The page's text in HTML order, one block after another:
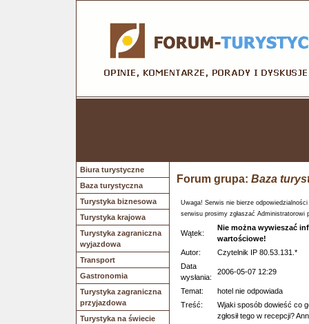
Biura turystyczne
Baza turystyczna
Turystyka biznesowa
Turystyka krajowa
Turystyka zagraniczna
wyjazdowa
Transport
Gastronomia
Turystyka zagraniczna
przyjazdowa
Turystyka na świecie
Forum grupa: Baza
Uwaga! Serwis nie bierze
serwisu prosimy zgłaszać Administratorowi
Wątek:
Nie można wywieszać
wartościowe!
Autor:
Czytelnik IP 80.53.131.*
Data
wysłania:
2006-05-07 12:29
Temat:
hotel nie odpowiada
Treść:
Wjaki sposób dowieść co
zgłosił tego w recepcji?